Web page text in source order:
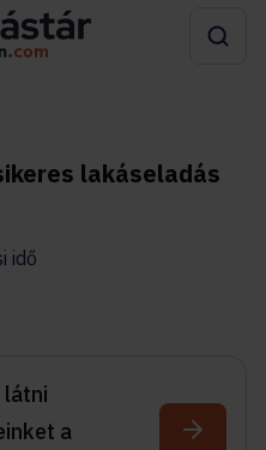
lakáseladás
idő
látni
a